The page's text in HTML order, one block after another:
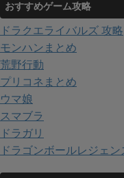
おすすめゲーム攻略
ドラクエライバルズ 攻略
モンハンまとめ
荒野行動
プリコネまとめ
ウマ娘
スマブラ
ドラガリ
ドラゴンボールレジェン